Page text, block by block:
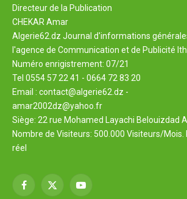
Directeur de la Publication
CHEKAR Amar
Algerie62.dz Journal d'informations
l'agence de Communication et de Publicité
Numéro enrigistrement: 07/21
Tel 0554 57 22 41 - 0664 72 83 20
Email : contact@algerie62.dz -
amar2002dz@yahoo.fr
Siège: 22 rue Mohamed Layachi Belouizdad
Nombre de Visiteurs: 500.000 Visiteurs/
réel
Facebook
X
YouTube